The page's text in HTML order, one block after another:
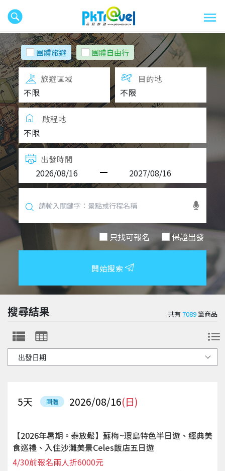
團體旅遊 團體自由行
旅遊區域 目的地
啟程地
出發時間
只找可報名 保證出發
開始搜索
搜尋結果 共有7089筆商品
團體 2026/08/16(日)
5天
【2026年暑期。泰放鬆】蘇梅~環島特色半日遊、經典美
食巡禮、入住沙灘美景Celes飯店五日遊
4/30前報名兩人折6000元